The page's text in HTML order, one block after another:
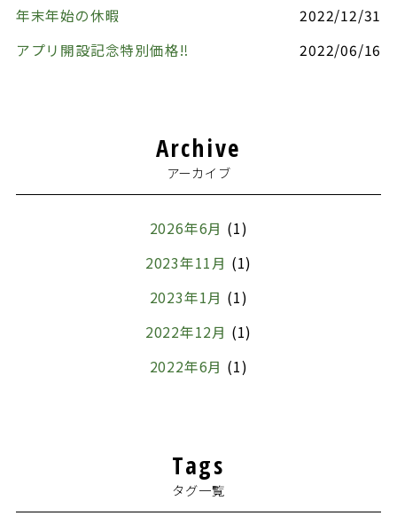
年末年始の休暇
2022/12/31
アプリ開設記念特別価格‼️
2022/06/16
Archive
アーカイブ
2026年6月 (1)
2023年11月 (1)
2023年1月 (1)
2022年12月 (1)
2022年6月 (1)
2022年3月
Tags
タグ一覧